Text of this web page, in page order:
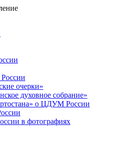
очерки»
духовное собрание»
о ЦДУМ России
в фотографиях